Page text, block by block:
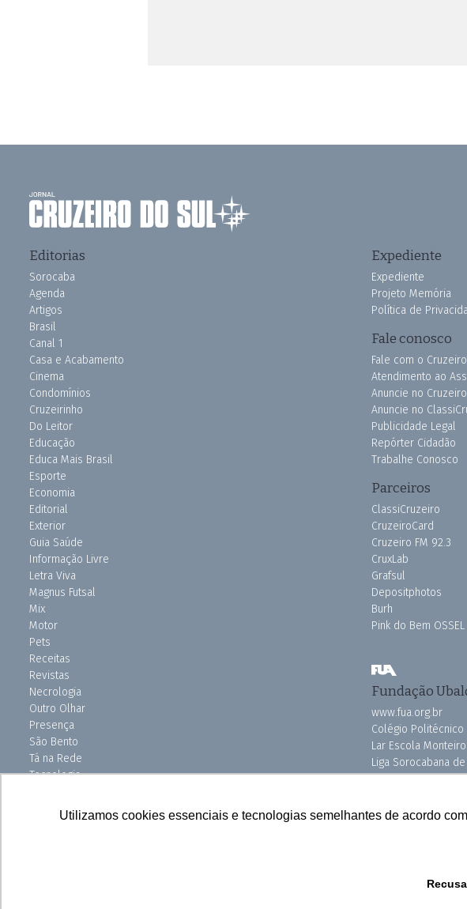
Utilizamos cookies essenciais e tecnologias semelhantes de acordo
Editorias
Sorocaba
Agenda
Artigos
Brasil
Canal 1
Casa e Acabamento
Cinema
Condomínios
Cruzeirinho
Do Leitor
Educação
Educa Mais Brasil
Esporte
Economia
Editorial
Exterior
Guia Saúde
Informação Livre
Letra Viva
Magnus Futsal
Mix
Motor
Pets
Receitas
Revistas
Necrologia
Outro Olhar
Presença
São Bento
Tá na Rede
Tecnologia
Uniso Ciência
Expediente
Expediente
Projeto Memória
Política de
Fale conosco
Fale com o Cruzeiro
Atendimento ao
Anuncie no Cruzeiro
Anuncie no
Publicidade Legal
Repórter Cidadão
Trabalhe Conosco
Parceiros
ClassiCruzeiro
CruzeiroCard
Cruzeiro FM 92.3
CruxLab
Grafsul
Depositphotos
Burh
Pink do Bem OSSEL
Fundação
www.fua.org.br
Colégio Politécnico
Lar Escola
Liga Sorocabana
Vila dos Velhinhos
Todos os